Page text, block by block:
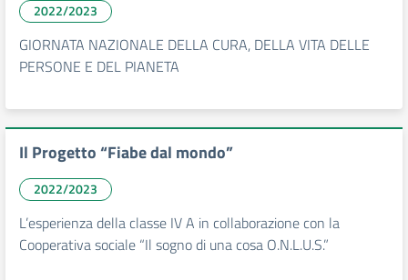
2022/2023
GIORNATA NAZIONALE DELLA CURA, DELLA VITA DELLE
PERSONE E DEL PIANETA
Il Progetto “Fiabe dal mondo”
2022/2023
L’esperienza della classe IV A in collaborazione con la
Cooperativa sociale “Il sogno di una cosa O.N.L.U.S.”